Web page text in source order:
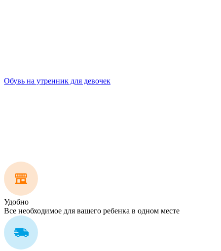
Обувь на утренник для девочек
Удобно
Все необходимое для вашего ребенка в одном месте